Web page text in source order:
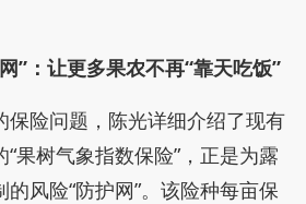
”：让更多果农不再“靠天吃饭”
保险问题，陈光详细介绍了现有
果树气象指数保险”，正是为露
风险“防护网”。该险种每亩保